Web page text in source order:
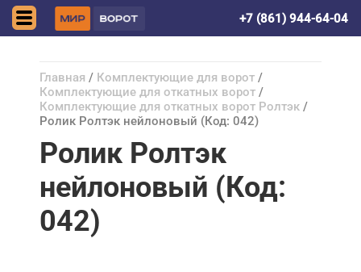
+7 (861) 944-64-04
Главная / Комплектующие для ворот /
Комплектующие для откатных ворот /
Комплектующие для откатных ворот Ролтэк /
Ролик Ролтэк нейлоновый (Код: 042)
Ролик Ролтэк
нейлоновый (Код:
042)